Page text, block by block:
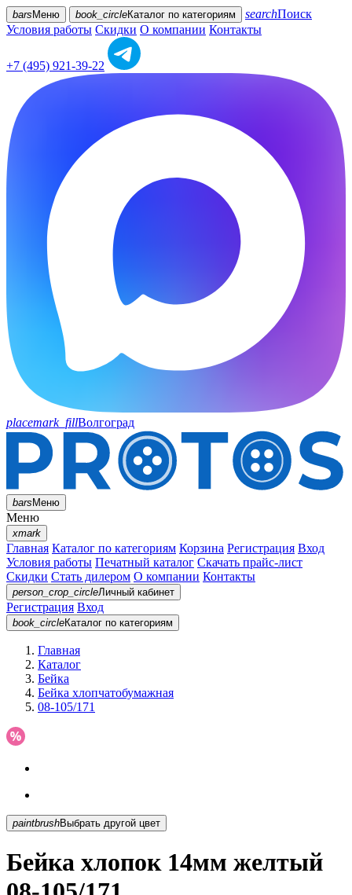
bars Меню book_circleКаталог по категориям searchПоиск
Условия работы Скидки О компании Контакты
+7 (495) 921-39-22
placemark_fillВолгоград
barsМеню
Меню
xmark
Главная Каталог по категориям Корзина Регистрация Вход
Условия работы Печатный каталог Скачать прайс-лист
Скидки Стать дилером О компании Контакты
person_crop_circleЛичный кабинет
Регистрация Вход
book_circleКаталог по категориям
Главная
Каталог
Бейка
Бейка хлопчатобумажная
08-105/171
paintbrush Выбрать другой цвет
Бейка хлопок 14мм желтый